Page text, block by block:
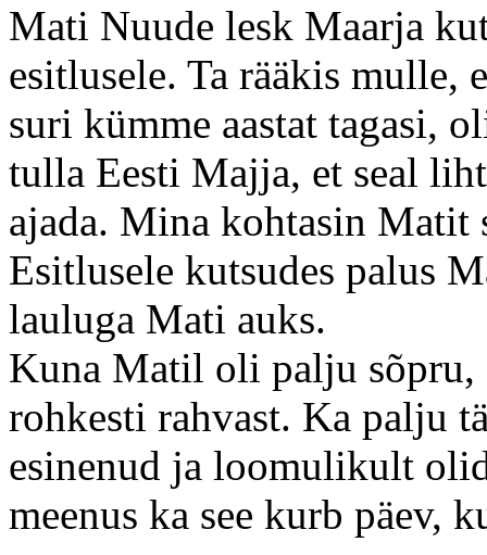
Mati Nuude lesk Maarja
esitlusele. Ta rääkis mulle,
suri kümme aastat tagasi,
tulla Eesti Majja, et seal
ajada. Mina kohtasin
Esitlusele kutsudes palus
lauluga Mati auks.
Kuna Matil oli palju sõpru,
rohkesti rahvast. Ka palju
esinenud ja loomulikult
meenus ka see kurb päev,